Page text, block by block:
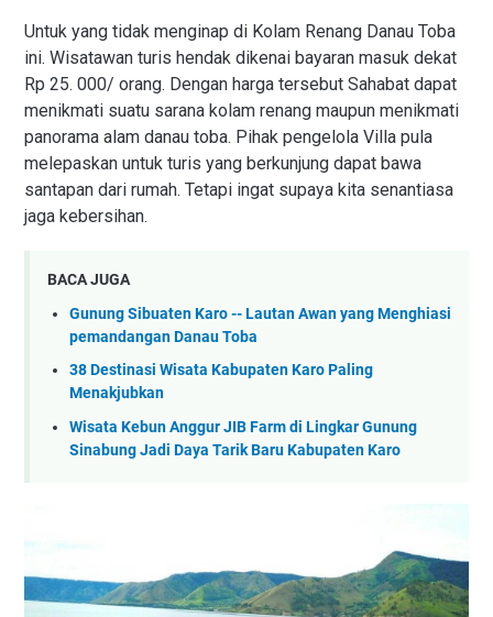
Untuk yang tidak menginap di Kolam Renang Danau Toba
ini. Wisatawan turis hendak dikenai bayaran masuk dekat
Rp 25. 000/ orang. Dengan harga tersebut Sahabat dapat
menikmati suatu sarana kolam renang maupun menikmati
panorama alam danau toba. Pihak pengelola Villa pula
melepaskan untuk turis yang berkunjung dapat bawa
santapan dari rumah. Tetapi ingat supaya kita senantiasa
jaga kebersihan.
BACA JUGA
Gunung Sibuaten Karo -- Lautan Awan yang Menghiasi
pemandangan Danau Toba
38 Destinasi Wisata Kabupaten Karo Paling
Menakjubkan
Wisata Kebun Anggur JIB Farm di Lingkar Gunung
Sinabung Jadi Daya Tarik Baru Kabupaten Karo